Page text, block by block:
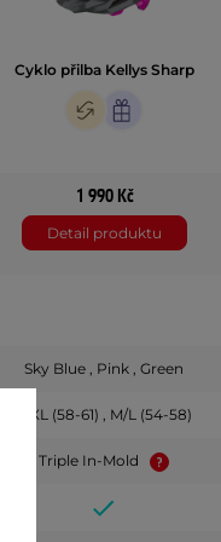
Cyklo přilba Kellys Sharp
1 990 Kč
Detail produktu
Sky Blue , Pink , Green
L/XL (58-61) , M/L (54-58)
Triple In-Mold